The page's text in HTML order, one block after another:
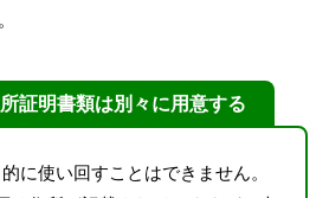
証明書類は別々に用意する
に使い回すことはできません。